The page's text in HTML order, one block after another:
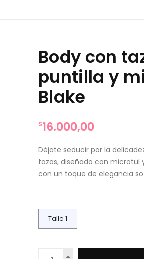
Body con
puntilla y
Blake
$16.000,00
Déjate seducir por la
tazas, diseñado con
con un toque de elegancia
Talle 1
Body